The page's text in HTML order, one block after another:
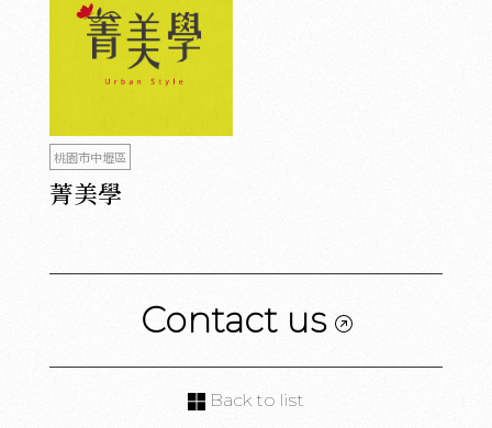
桃園市中壢區
菁美學
Contact us
Back to list